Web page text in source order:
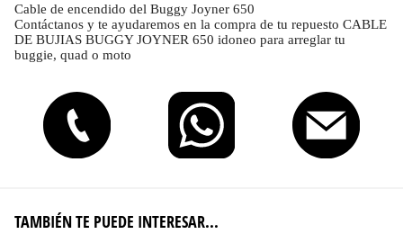
Cable de encendido del Buggy Joyner 650
Contáctanos y te ayudaremos en la compra de tu repuesto CABLE
DE BUJIAS BUGGY JOYNER 650 idoneo para arreglar tu
buggie, quad o moto
TAMBIÉN TE PUEDE INTERESAR...